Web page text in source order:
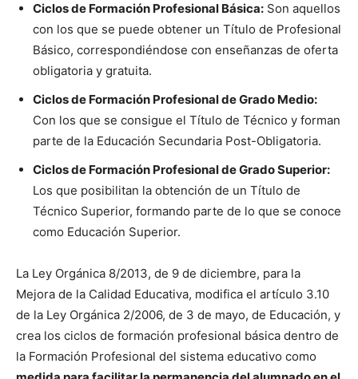
Ciclos de Formación Profesional Básica: Son aquellos
con los que se puede obtener un Título de Profesional
Básico, correspondiéndose con enseñanzas de oferta
obligatoria y gratuita.
Ciclos de Formación Profesional de Grado Medio:
Con los que se consigue el Título de Técnico y forman
parte de la Educación Secundaria Post-Obligatoria.
Ciclos de Formación Profesional de Grado Superior:
Los que posibilitan la obtención de un Título de
Técnico Superior, formando parte de lo que se conoce
como Educación Superior.
La Ley Orgánica 8/2013, de 9 de diciembre, para la
Mejora de la Calidad Educativa, modifica el artículo 3.10
de la Ley Orgánica 2/2006, de 3 de mayo, de Educación, y
crea los ciclos de formación profesional básica dentro de
la Formación Profesional del sistema educativo como